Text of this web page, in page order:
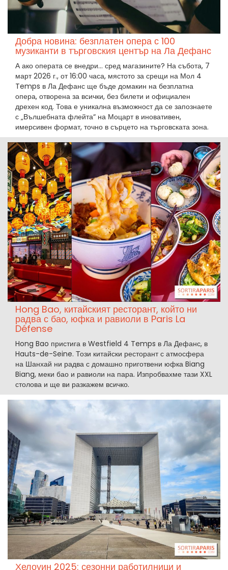
Добра новина: безплатен опера с 100
музиканти в търговския център на Ла Дефанс
А ако операта се внедри… сред магазините? На събота, 7
март 2026 г., от 16:00 часа, мястото за срещи на Мол 4
Temps в Ла Дефанс ще бъде домакин на безплатна
опера, отворена за всички, без билети и официален
дрехен код. Това е уникална възможност да се запознаете
с „Вълшебната флейта“ на Моцарт в иновативен,
имерсивен формат, точно в сърцето на търговската зона.
Hong Bao, китайският ресторант, който ни
радва с бао, юфка и равиоли в Paris La
Défense
Hong Bao пристига в Westfield 4 Temps в Ла Дефанс, в
Hauts-de-Seine. Този китайски ресторант с атмосфера
на Шанхай ни радва с домашно приготвени юфка Biang
Biang, меки бао и равиоли на пара. Изпробвахме тази XXL
столова и ще ви разкажем всичко.
Хелоуин 2025: сезонни работилници и